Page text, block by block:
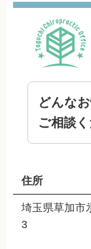
どんな
ご相談
住所
埼玉県草加市
3